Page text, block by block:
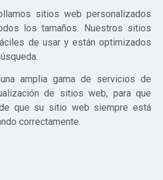
sitios web personalizados
los tamaños. Nuestros sitios
de usar y están optimizados
amplia gama de servicios de
de sitios web, para que
que su sitio web siempre está
correctamente.